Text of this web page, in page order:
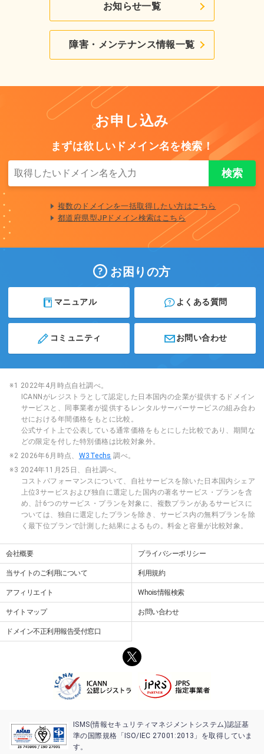
お知らせ一覧
障害・メンテナンス情報一覧
お申し込み
まずは欲しいドメイン名を検索！
複数のドメインを一括取得したい方はこちら
都道府県型JPドメイン検索はこちら
お困りの方
マニュアル よくある質問
コミュニティ お問い合わせ
※1 2022年4月時点自社調べ。
ICANNがレジストラとして認定した日本国内の企業が提供するドメイン
サービスと、同事業者が提供するレンタルサーバーサービスの組み合わ
せにおける年間価格をもとに比較。
公式サイト上で公表している通常価格をもとにした比較であり、期間な
どの限定を付した特別価格は比較対象外。
※2 2026年6月時点、 W3Techs 調べ。
※3 2024年11月25日、自社調べ。
コストパフォーマンスについて、自社サービスを除いた日本国内シェア
上位3サービスおよび独自に選定した国内の著名サービス・プランを含
め、計6つのサービス・プランを対象に、複数プランがあるサービスに
ついては、独自に選定したプランを除き、サービス内の無料プランを除
く最下位プランで計測した結果によるもの。料金と容量が比較対象。
会社概要 プライバシーポリシー
当サイトのご利用について 利用規約
アフィリエイト Whois情報検索
サイトマップ お問い合わせ
ドメイン不正利用報告受付窓口
ISMS(情報セキュリティマネジメントシステム)認証基
準の国際規格「ISO/IEC 27001:2013」を取得していま
す。